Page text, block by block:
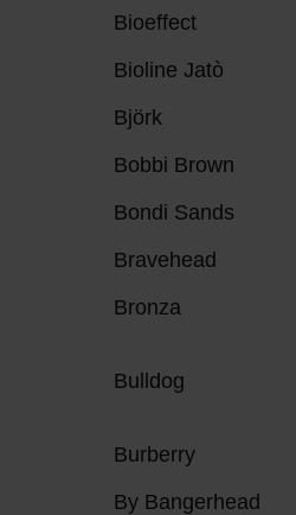
Bioeffect
Bioline Jatò
Björk
Bobbi Brown
Bondi Sands
Bravehead
Bronza
Bulldog
Burberry
By Bangerhead